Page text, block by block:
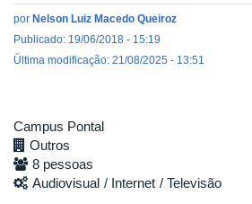
por Nelson Luiz Macedo Queiroz
Publicado: 19/06/2018 - 15:19
Última modificação: 21/08/2025 - 13:51
Campus Pontal
Outros
8 pessoas
Audiovisual
Internet Televisão